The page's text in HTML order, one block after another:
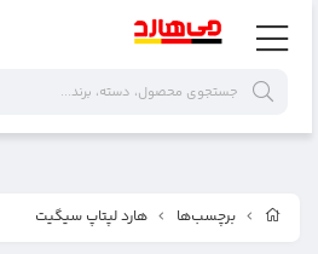
برچسب‌ها هارد لپتاپ سیگیت